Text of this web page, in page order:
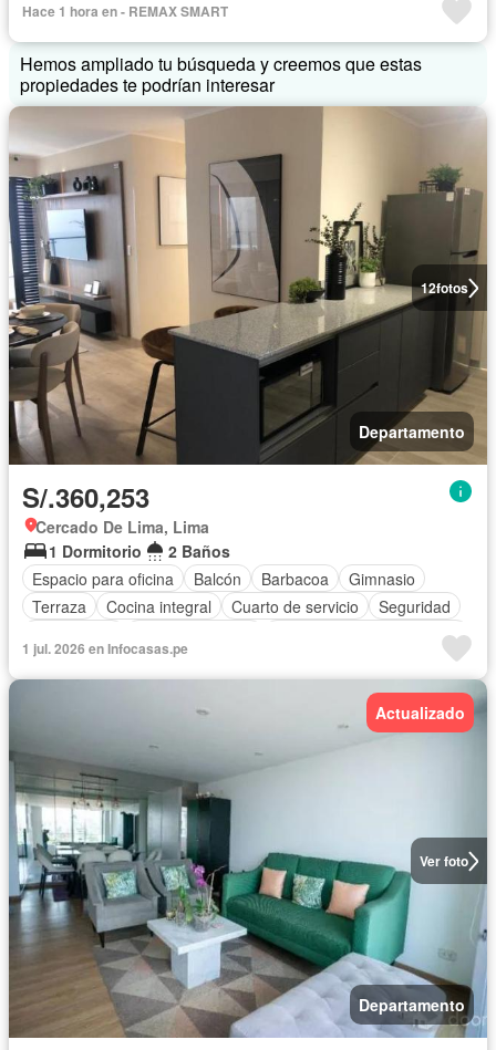
Hace 1 hora en - REMAX SMART
Hemos ampliado tu búsqueda y creemos que estas
propiedades te podrían interesar
12fotos
Departamento
S/.360,253
Cercado De Lima, Lima
1 Dormitorio
2 Baños
Espacio para oficina
Balcón Barbacoa
Gimnasio
Terraza
Cocina integral Cuarto de servicio
Seguridad
Completamente amoblado
1 jul. 2026 en Infocasas.pe
Ver foto
Actualizado
Departamento